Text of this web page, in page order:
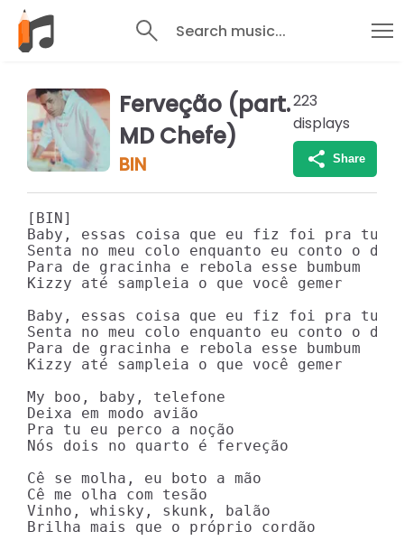
Search music...
Ferveção (part.
MD Chefe)
BIN
223
displays
Share
[BIN]
Baby, essas coisa que eu fiz foi pra tu
Senta no meu colo enquanto eu conto o
Para de gracinha e rebola esse bumbum
Kizzy até sampleia o que você gemer
Baby, essas coisa que eu fiz foi pra tu
Senta no meu colo enquanto eu conto o
Para de gracinha e rebola esse bumbum
Kizzy até sampleia o que você gemer
My boo, baby, telefone
Deixa em modo avião
Pra tu eu perco a noção
Nós dois no quarto é ferveção
Cê se molha, eu boto a mão
Cê me olha com tesão
Vinho, whisky, skunk, balão
Brilha mais que o próprio cordão